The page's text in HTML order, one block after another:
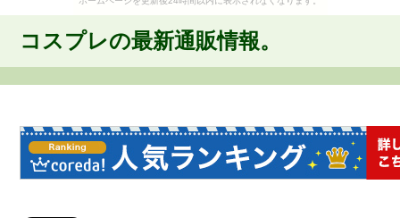
コスプレの最新通販情報。